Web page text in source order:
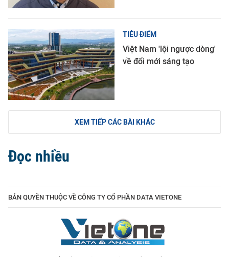
TIÊU ĐIỂM
Việt Nam 'lội ngược dòng'
về đổi mới sáng tạo
XEM TIẾP CÁC BÀI KHÁC
Đọc nhiều
BẢN QUYỀN THUỘC VỀ CÔNG TY CỔ PHẦN DATA VIETONE